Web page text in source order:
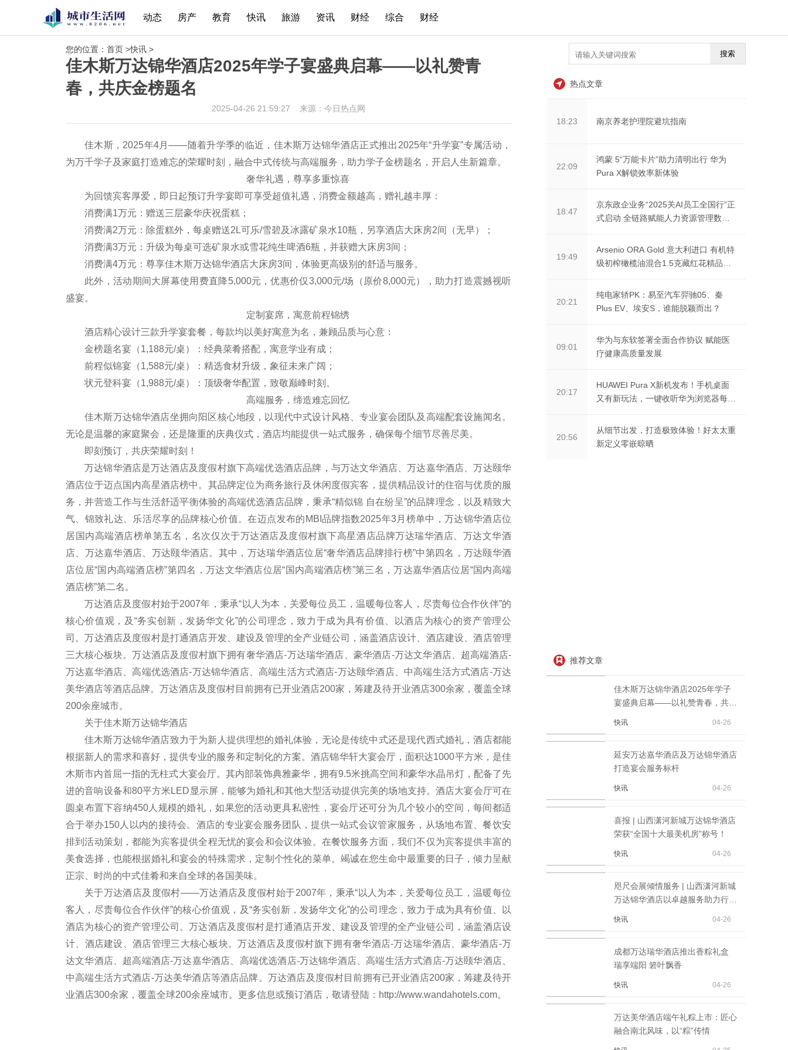
动态 房产 教育 快讯 旅游 资讯 财经 综合 财经
您的位置： 首页 >快讯 >
佳木斯万达锦华酒店2025年学子宴盛典启幕——以礼赞青
春，共庆金榜题名
2025-04-26 21:59:27 来源：今日热点网
佳木斯，2025年4月——随着升学季的临近，佳木斯万达锦华酒店正式推出2025年“升学宴”专属活动，
为万千学子及家庭打造难忘的荣耀时刻，融合中式传统与高端服务，助力学子金榜题名，开启人生新篇章。
奢华礼遇，尊享多重惊喜
为回馈宾客厚爱，即日起预订升学宴即可享受超值礼遇，消费金额越高，赠礼越丰厚：
消费满1万元：赠送三层豪华庆祝蛋糕；
消费满2万元：除蛋糕外，每桌赠送2L可乐/雪碧及冰露矿泉水10瓶，另享酒店大床房2间（无早）；
消费满3万元：升级为每桌可选矿泉水或雪花纯生啤酒6瓶，并获赠大床房3间；
消费满4万元：尊享佳木斯万达锦华酒店大床房3间，体验更高级别的舒适与服务。
此外，活动期间大屏幕使用费直降5,000元，优惠价仅3,000元/场（原价8,000元），助力打造震撼视听
盛宴。
定制宴席，寓意前程锦绣
酒店精心设计三款升学宴套餐，每款均以美好寓意为名，兼顾品质与心意：
金榜题名宴（1,188元/桌）：经典菜肴搭配，寓意学业有成；
前程似锦宴（1,588元/桌）：精选食材升级，象征未来广阔；
状元登科宴（1,988元/桌）：顶级奢华配置，致敬巅峰时刻。
高端服务，缔造难忘回忆
佳木斯万达锦华酒店坐拥向阳区核心地段，以现代中式设计风格、专业宴会团队及高端配套设施闻名。
无论是温馨的家庭聚会，还是隆重的庆典仪式，酒店均能提供一站式服务，确保每个细节尽善尽美。
即刻预订，共庆荣耀时刻！
万达锦华酒店是万达酒店及度假村旗下高端优选酒店品牌，与万达文华酒店、万达嘉华酒店、万达颐华
酒店位于迈点国内高星酒店榜中。其品牌定位为商务旅行及休闲度假宾客，提供精品设计的住宿与优质的服
务，并营造工作与生活舒适平衡体验的高端优选酒店品牌，秉承“精似锦 自在纷呈”的品牌理念，以及精致大
气、锦致礼达、乐活尽享的品牌核心价值。在迈点发布的MBI品牌指数2025年3月榜单中，万达锦华酒店位
居国内高端酒店榜单第五名，名次仅次于万达酒店及度假村旗下高星酒店品牌万达瑞华酒店、万达文华酒
店、万达嘉华酒店、万达颐华酒店。其中，万达瑞华酒店位居“奢华酒店品牌排行榜”中第四名，万达颐华酒
店位居“国内高端酒店榜”第四名，万达文华酒店位居“国内高端酒店榜”第三名，万达嘉华酒店位居“国内高端
酒店榜”第二名。
万达酒店及度假村始于2007年，秉承“以人为本，关爱每位员工，温暖每位客人，尽责每位合作伙伴”的
核心价值观，及“务实创新，发扬华文化”的公司理念，致力于成为具有价值、以酒店为核心的资产管理公
司。万达酒店及度假村是打通酒店开发、建设及管理的全产业链公司，涵盖酒店设计、酒店建设、酒店管理
三大核心板块。万达酒店及度假村旗下拥有奢华酒店-万达瑞华酒店、豪华酒店-万达文华酒店、超高端酒店-
万达嘉华酒店、高端优选酒店-万达锦华酒店、高端生活方式酒店-万达颐华酒店、中高端生活方式酒店-万达
美华酒店等酒店品牌。万达酒店及度假村目前拥有已开业酒店200家，筹建及待开业酒店300余家，覆盖全球
200余座城市。
关于佳木斯万达锦华酒店
佳木斯万达锦华酒店致力于为新人提供理想的婚礼体验，无论是传统中式还是现代西式婚礼，酒店都能
根据新人的需求和喜好，提供专业的服务和定制化的方案。酒店锦华轩大宴会厅，面积达1000平方米，是佳
木斯市内首屈一指的无柱式大宴会厅。其内部装饰典雅豪华，拥有9.5米挑高空间和豪华水晶吊灯，配备了先
进的音响设备和80平方米LED显示屏，能够为婚礼和其他大型活动提供完美的场地支持。酒店大宴会厅可在
圆桌布置下容纳450人规模的婚礼，如果您的活动更具私密性，宴会厅还可分为几个较小的空间，每间都适
合于举办150人以内的接待会。酒店的专业宴会服务团队，提供一站式会议管家服务，从场地布置、餐饮安
排到活动策划，都能为宾客提供全程无忧的宴会和会议体验。在餐饮服务方面，我们不仅为宾客提供丰富的
美食选择，也能根据婚礼和宴会的特殊需求，定制个性化的菜单。竭诚在您生命中最重要的日子，倾力呈献
正宗、时尚的中式佳肴和来自全球的各国美味。
关于万达酒店及度假村——万达酒店及度假村始于2007年，秉承“以人为本，关爱每位员工，温暖每位
客人，尽责每位合作伙伴”的核心价值观，及“务实创新，发扬华文化”的公司理念，致力于成为具有价值、以
酒店为核心的资产管理公司。万达酒店及度假村是打通酒店开发、建设及管理的全产业链公司，涵盖酒店设
计、酒店建设、酒店管理三大核心板块。万达酒店及度假村旗下拥有奢华酒店-万达瑞华酒店、豪华酒店-万
达文华酒店、超高端酒店-万达嘉华酒店、高端优选酒店-万达锦华酒店、高端生活方式酒店-万达颐华酒店、
中高端生活方式酒店-万达美华酒店等酒店品牌。万达酒店及度假村目前拥有已开业酒店200家，筹建及待开
业酒店300余家，覆盖全球200余座城市。更多信息或预订酒店，敬请登陆：http://www.wandahotels.com。
搜索
热点文章
18:23 南京养老护理院避坑指南
22:09
鸿蒙 5“万能卡片”助力清明出行 华为
Pura X解锁效率新体验
18:47
京东政企业务“2025关AI员工全国行”正
式启动 全链路赋能人力资源管理数智
19:49
Arsenio ORA Gold 意大利进口 有机特
级初榨橄榄油混合1.5克藏红花精品限
20:21
纯电家轿PK：易至汽车羿驰05、秦
Plus EV、埃安S，谁能脱颖而出？
09:01
华为与东软签署全面合作协议 赋能医
疗健康高质量发展
20:17
HUAWEI Pura X新机发布！手机桌面
又有新玩法，一键收听华为浏览器每日
20:56
从细节出发，打造极致体验！好太太重
新定义零嵌晾晒
推荐文章
佳木斯万达锦华酒店2025年学子
宴盛典启幕——以礼赞青春，共庆
快讯 04-26
延安万达嘉华酒店及万达锦华酒店
打造宴会服务标杆
快讯 04-26
喜报 | 山西潇河新城万达锦华酒店
荣获“全国十大最美机房”称号！
快讯 04-26
咫尺会展倾情服务 | 山西潇河新城
万达锦华酒店以卓越服务助力行业
快讯 04-26
成都万达瑞华酒店推出香粽礼盒
瑞享端阳 箬叶飘香
快讯 04-26
万达美华酒店端午礼粽上市：匠心
融合南北风味，以“粽”传情